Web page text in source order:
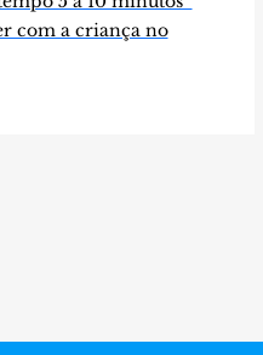
com a criança no